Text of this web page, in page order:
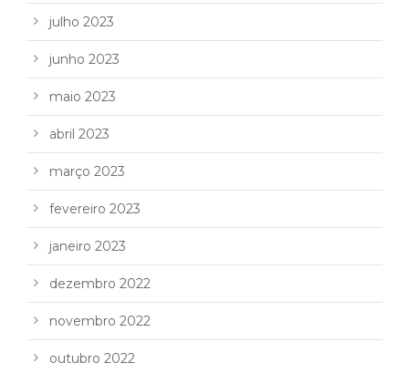
julho 2023
junho 2023
maio 2023
abril 2023
março 2023
fevereiro 2023
janeiro 2023
dezembro 2022
novembro 2022
outubro 2022